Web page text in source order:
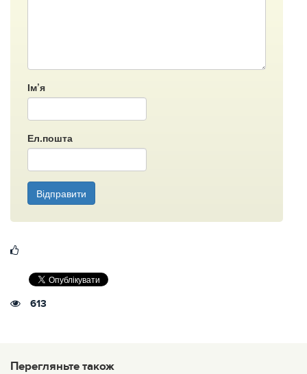
Ім’я
Ел.пошта
Відправити
613
Перегляньте також